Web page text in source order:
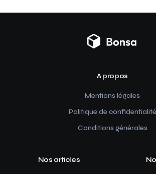
A propos
Mentions légales
Politique de confidentialité
Conditions générales
Nos articles